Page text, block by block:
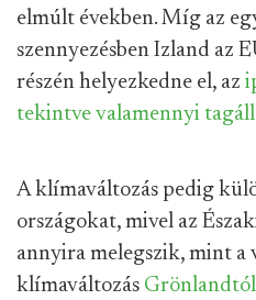
elmúlt években. Míg az
szennyezésben Izland az
részén helyezkedne el, az
tekintve valamennyi
A klímaváltozás pedig
országokat, mivel az
annyira melegszik, mint a
klímaváltozás